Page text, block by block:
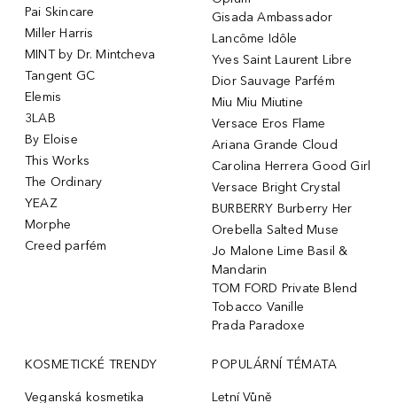
Pai Skincare
Miller Harris
MINT by Dr. Mintcheva
Tangent GC
Elemis
3LAB
By Eloise
This Works
The Ordinary
YEAZ
Morphe
Creed parfém
Gisada Ambassador
Lancôme Idôle
Yves Saint Laurent Libre
Dior Sauvage Parfém
Miu Miu Miutine
Versace Eros Flame
Ariana Grande Cloud
Carolina Herrera Good Girl
Versace Bright Crystal
BURBERRY Burberry Her
Orebella Salted Muse
Jo Malone Lime Basil &
Mandarin
TOM FORD Private Blend
Tobacco Vanille
Prada Paradoxe
KOSMETICKÉ TRENDY
Veganská kosmetika
POPULÁRNÍ TÉMATA
Letní Vůně